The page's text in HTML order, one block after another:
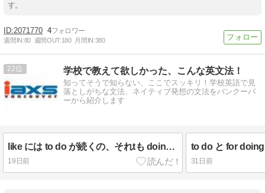
す。
2071770 4
週間IN:80 週間OUT:180 月間IN:380
22 学校で教えて欲しかった、こんな英文法！
知ってそうで知らない、ここでスッキリ！学校英語で見
落としがちな文法、ネイティブ発想の文法をバンクーバ
ーから紹介します
like には to do が続くの、それtも doing が続くの？
19日前
to do と for
31日前